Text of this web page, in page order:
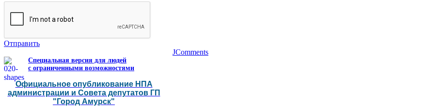
Отправить
JComments
Специальная версия для людей
с ограниченными возможностями
Официальное опубликование НПА
администрации и Совета депутатов ГП
"Город Амурск"